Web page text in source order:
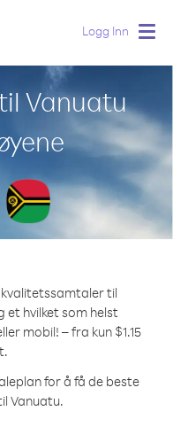
Logg Inn
Vanuatu
til
et hvilket som helst
mobil! – fra kun $1.15
for å få de beste
Vanuatu.